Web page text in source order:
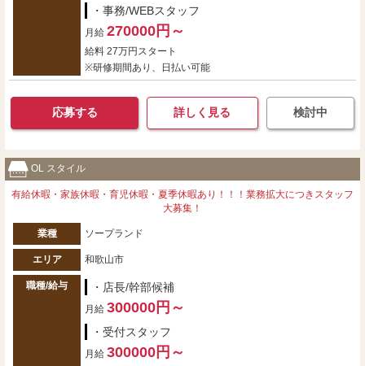
・事務/WEBスタッフ
月給 270000円～
給料 27万円スタート
※研修期間あり、日払い可能
応募する 詳しく見る 検討中
OL スタイル
有給休暇・家族休暇・育児休暇・夏季休暇あり！！！業務拡大につきスタッフ
大募集！
業種 ソープランド
エリア 和歌山市
職種/給与 ・店長/幹部候補
月給 300000円～
・受付スタッフ
月給 300000円～